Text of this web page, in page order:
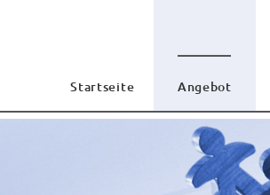
Startseite Angebot